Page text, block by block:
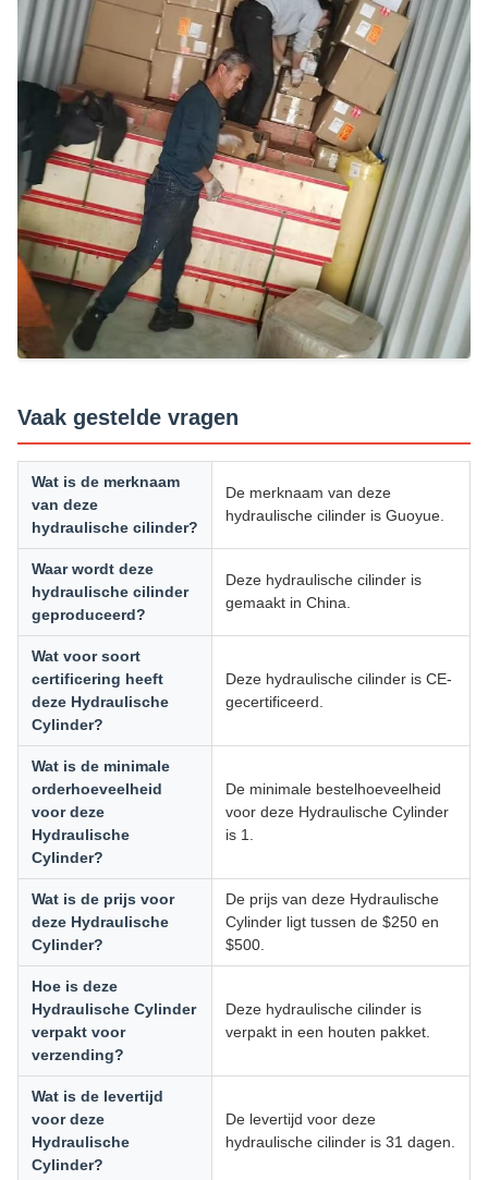
Vaak gestelde vragen
Wat is de merknaam
van deze
hydraulische cilinder?
De merknaam van deze
hydraulische cilinder is Guoyue.
Waar wordt deze
hydraulische cilinder
geproduceerd?
Deze hydraulische cilinder is
gemaakt in China.
Wat voor soort
certificering heeft
deze Hydraulische
Cylinder?
Deze hydraulische cilinder is CE-
gecertificeerd.
Wat is de minimale
orderhoeveelheid
voor deze
Hydraulische
Cylinder?
De minimale bestelhoeveelheid
voor deze Hydraulische Cylinder
is 1.
Wat is de prijs voor
deze Hydraulische
Cylinder?
De prijs van deze Hydraulische
Cylinder ligt tussen de $250 en
$500.
Hoe is deze
Hydraulische Cylinder
verpakt voor
verzending?
Deze hydraulische cilinder is
verpakt in een houten pakket.
Wat is de levertijd
voor deze
Hydraulische
Cylinder?
De levertijd voor deze
hydraulische cilinder is 31 dagen.